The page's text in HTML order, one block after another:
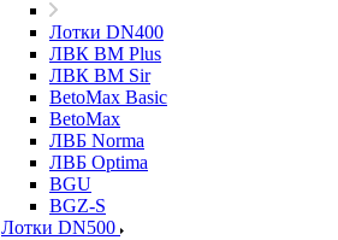
Лотки DN400
ЛВК ВМ Plus
ЛВК ВМ Sir
BetoMax Basic
BetoMax
ЛВБ Norma
ЛВБ Optima
BGU
BGZ-S
Лотки DN500